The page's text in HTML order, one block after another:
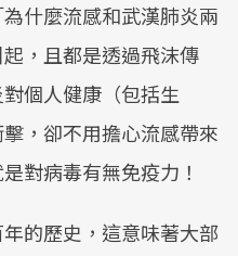
什麼流感和武漢肺炎兩
，且都是透過飛沫傳
個人健康（包括生
，卻不用擔心流感帶來
對病毒有無免疫力！
的歷史，這意味著大部